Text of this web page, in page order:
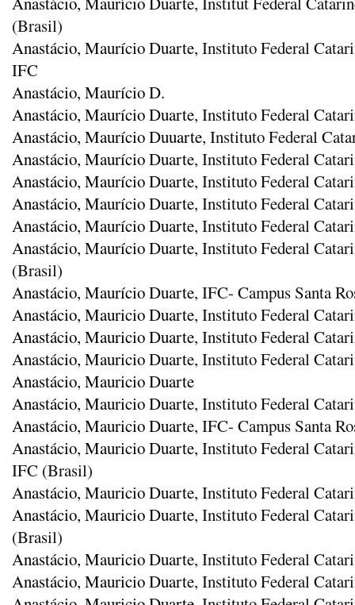
(Brasil)
Anastácio, Maurício Duarte, Instituto Federal
IFC
Anastácio, Maurício D.
Anastácio, Maurício Duarte, Instituto Federal
Anastácio, Maurício Duuarte, Instituto Federal
Anastácio, Maurício Duarte, Instituto Federal
Anastácio, Maurício Duarte, Instituto Federal
Anastácio, Maurício Duarte, Instituto Federal
Anastácio, Maurício Duarte, Instituto Federal
Anastácio, Maurício Duarte, Instituto Federal
(Brasil)
Anastácio, Maurício Duarte, IFC- Campus Santa
Anastácio, Mauricio Duarte, Instituto Federal
Anastácio, Mauricio Duarte, Instituto Federal
Anastácio, Mauricio Duarte, Instituto Federal
Anastácio, Mauricio Duarte
Anastácio, Mauricio Duarte, Instituto Federal
Anastácio, Mauricio Duarte, IFC- Campus Santa
Anastácio, Mauricio Duarte, Instituto Federal
IFC (Brasil)
Anastácio, Mauricio Duarte, Instituto Federal
Anastácio, Mauricio Duarte, Instituto Federal
(Brasil)
Anastácio, Mauricio Duarte, Instituto Federal
Anastácio, Mauricio Duarte, Instituto Federal